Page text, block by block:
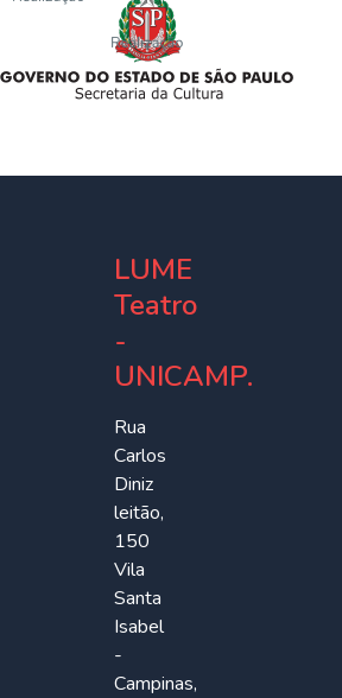
LUME
Teatro
-
UNICAMP.
Rua
Carlos
Diniz
leitão,
150
Vila
Santa
Isabel
-
Campinas,